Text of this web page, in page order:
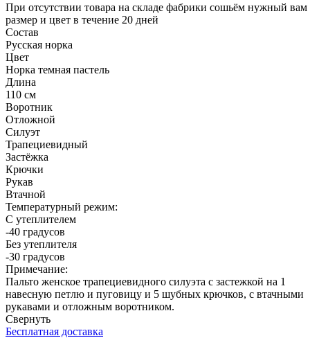
При отсутствии товара на складе фабрики сошьём нужный вам
размер и цвет в течение 20 дней
Состав
Русская норка
Цвет
Норка темная пастель
Длина
110 см
Воротник
Отложной
Силуэт
Трапециевидный
Застёжка
Крючки
Рукав
Втачной
Температурный режим:
С утеплителем
-40 градусов
Без утеплителя
-30 градусов
Примечание:
Пальто женское трапециевидного силуэта с застежкой на 1
навесную петлю и пуговицу и 5 шубных крючков, с втачными
рукавами и отложным воротником.
Свернуть
Бесплатная доставка